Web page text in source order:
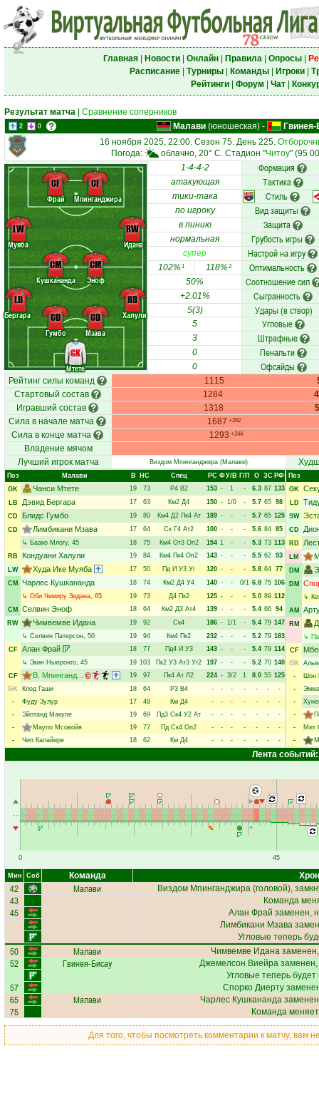
Главная| Новости| Онлайн| Правила| Опросы|
Расписание| Турниры| Команды| Игроки|
Рейтинги| Форум Чат|
Результат матча Сравнение соперников
2 0 Малави(юношеская)-
16 ноября 2025, 22:00. Сезон 75. День 225.
Погода:
облачно, 20° C. Стадион "Читоу" (95
Мтете
Бергара
Гумбо
Мзава
Халули
Муяба
Кушкананда Эноф
Идана
Фрай Мпинганджира
GK
LB
CD
CD
RB
LW
CM CM
RW
CF CF
1-4-4-2 Формация
атакующая Тактика
тики-така Стиль
по игроку Вид защиты
в линию Защита
нормальная Грубость игры
супер Настрой на игру
102%1 118%2 Оптимальность
50% Соотношение сил
+2.01% Сыгранность
5(3) Удары (в створ)
5 Угловые
3 Штрафные
0 Пенальти
0 Офсайды
Рейтинг силы команд 1115
Стартовый состав
1284
Игравший состав
1318
Сила в начале матча
1687 +262
Сила в конце матча 1293 +244
Владение мячом
Лучший игрок матча
Виздом Мпинганджира (Малави)
Поз Малави В НC Спец РC ФУ/В Г/П О ЗС РФ
GK
Чанси Мтете 19 73 Р4 В2 153 - 1 - 6.3 87 133
LB
Дэвид Бергара 17 63 Км2 Д4 150 - 1/0 - 5.7 65 98
CD
Блидс Гумбо 19 80 Км4 Д2 Пк4 Ат 189 - - - 5.7 65 125
CD
Лимбикани Мзава 17 64 Ск Г4 Ат2 100 - - - 5.6 84 85
↳ Баако Млогу, 45 18 75 Км4 От3 Оп2 154 1 - - 5.3 73 113
RB
Кондуани Халули 19 84 Км4 Пк4 Оп2 143 - - - 5.5 62 93
LW
Худа Ике Муяба 17 50 Пд И У3 Уг 120 - - - 5.8 64 77
CM
Чарлес Кушкананда 18 74 Км2 Д4 У4 140 - - 0/1 6.8 75 106
↳ Оби Чимиру Зидана, 65 19 73 Д4 Пк2 125 - - - 5.0 89 112
CM
Селвин Эноф 18 64 Км2 Д3 Ат4 139 - - - 5.4 66 94
RW
Чимвемве Идана 19 92 Ск4 186 - 1/1 - 5.4 79 147
↳ Селвин Патерсон, 50 19 94 Км4 Пк2 232 - - - 5.2 79 183
CF
Алан Фрай 18 77 Пд4 И У3 143 - - - 5.4 79 114
↳ Экин Ньюронго, 45 19 103 Пк2 У3 Ат3 Уг2 197 - - - 5.2 70 140
CF
В. Мпинганд... 19 97 Пк4 Ат Л2 224 - 3/2 1 8.0 55 125
GK
Клод Гаши 18 64 Р3 В4 - - - - - -
-
-
Фуду Зулур 17 49 Км Д4 - - - - - -
-
-
Эйотанд Макупе 19 69 Пд3 Ск4 У2 Ат - - - - - -
-
-
Маупо Мсовойя 19 77 Пд Ск4 Оп2 - - - - - -
-
-
Чип Калайире 18 62 Км Д4 - - - - - - -
Поз
GK
LD
SW
CD
RD
LM
DM
DM
↳
AM
RM
↳
CF
GK
-
Шон
-
-
-
-
Мит
-
Лента событий:
0 45
Мин Соб Команда
42 Малави Виздом Мпинганджира(головой),
43 Команда
45 Алан Фрай заменен,
Лимбикани Мзава
Угловые теперь
50 Малави Чимвемве Идана
52 Гвинея-Бисау Джемелсон Виейразаменен,
Угловые теперь
57 Спорко Диерту
65 Малави Чарлес Кушкананда
75 Команда
Для того, чтобы посмотреть комментарии к матчу, вам